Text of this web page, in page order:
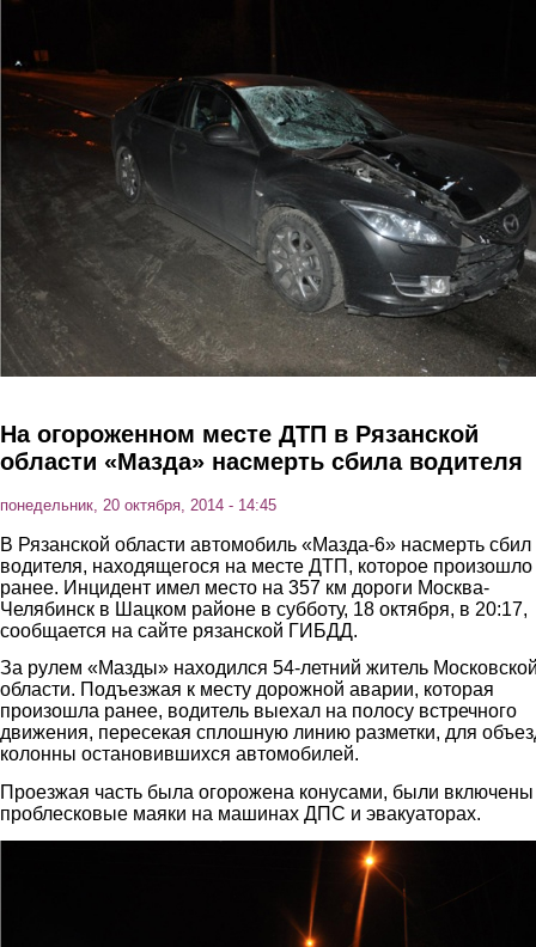
На огороженном месте ДТП в Рязанской
области «Мазда» насмерть сбила водителя
понедельник, 20 октября, 2014 - 14:45
В Рязанской области автомобиль «Мазда-6» насмерть сбил
водителя, находящегося на месте ДТП, которое произошло
ранее. Инцидент имел место на 357 км дороги Москва-
Челябинск в Шацком районе в субботу, 18 октября, в 20:17,
сообщается на сайте рязанской ГИБДД.
За рулем «Мазды» находился 54-летний житель
области. Подъезжая к месту дорожной аварии, которая
произошла ранее, водитель выехал на полосу встречного
движения, пересекая сплошную линию разметки, для
колонны остановившихся автомобилей.
Проезжая часть была огорожена конусами, были включены
проблесковые маяки на машинах ДПС и эвакуаторах.